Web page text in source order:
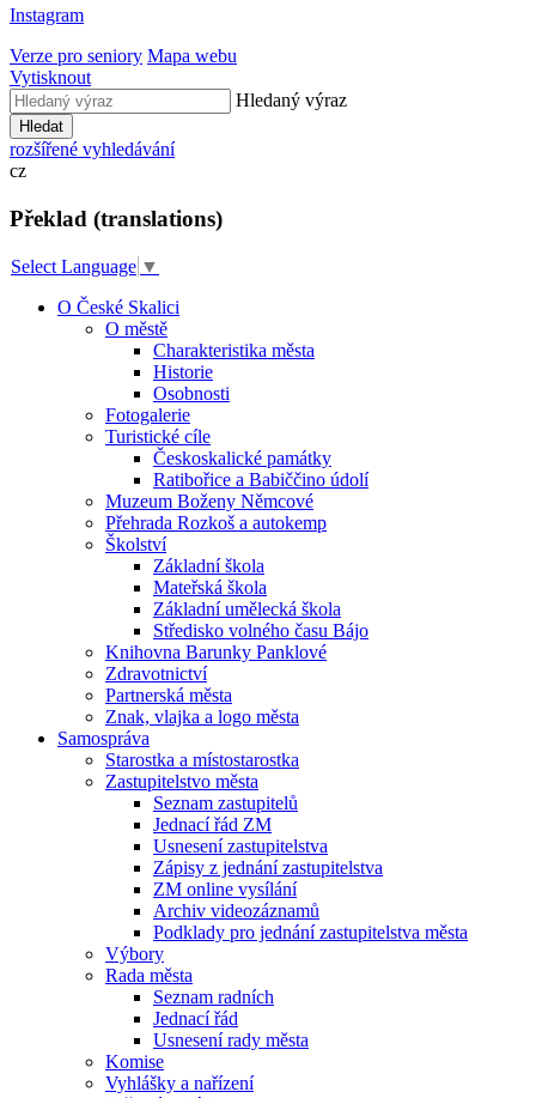
Instagram
Verze pro seniory Mapa webu
Vytisknout
Hledaný výraz
Hledat
rozšířené vyhledávání
cz
Překlad (translations)
Select Language ▼
O České Skalici
O městě
Charakteristika města
Historie
Osobnosti
Fotogalerie
Turistické cíle
Českoskalické památky
Ratibořice a Babiččino údolí
Muzeum Boženy Němcové
Přehrada Rozkoš a autokemp
Školství
Základní škola
Mateřská škola
Základní umělecká škola
Středisko volného času Bájo
Knihovna Barunky Panklové
Zdravotnictví
Partnerská města
Znak, vlajka a logo města
Samospráva
Starostka a místostarostka
Zastupitelstvo města
Seznam zastupitelů
Jednací řád ZM
Usnesení zastupitelstva
Zápisy z jednání zastupitelstva
ZM online vysílání
Archiv videozáznamů
Podklady pro jednání zastupitelstva města
Výbory
Rada města
Seznam radních
Jednací řád
Usnesení rady města
Komise
Vyhlášky a nařízení